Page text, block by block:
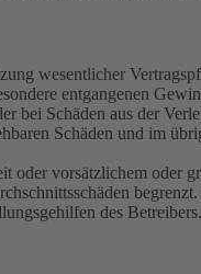
wesentlicher
entgangenen
bei Schäden aus der
Schäden und im
vorsätzlichem oder
des Betreibers.